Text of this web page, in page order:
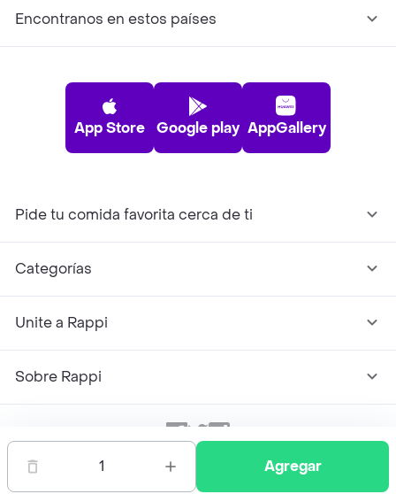
1 Agregar
Encontranos en estos países
App Store Google play AppGallery
Pide tu comida favorita cerca de ti
Categorías
Unite a Rappi
Sobre Rappi
Facebook
TwitterInstagram
2026 Rappi Inc. All rights reserved.